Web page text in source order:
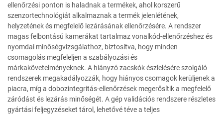
ellenőrzési ponton is haladnak a termékek, ahol korszerű
szenzortechnológiát alkalmaznak a termék jelenlétének,
helyzetének és megfelelő lezárásának ellenőrzésére. A rendszer
magas felbontású kamerákat tartalmaz vonalkód-ellenőrzéshez és
nyomdai minőségvizsgálathoz, biztosítva, hogy minden
csomagolás megfeleljen a szabályozási és
márkakövetelményeknek. A hiányzó zacskók észlelésére szolgáló
rendszerek megakadályozzák, hogy hiányos csomagok kerüljenek a
piacra, míg a dobozintegritás-ellenőrzések megerősítik a megfelelő
záródást és lezárás minőségét. A gép validációs rendszere részletes
gyártási feljegyzéseket tárol, lehetővé téve a teljes